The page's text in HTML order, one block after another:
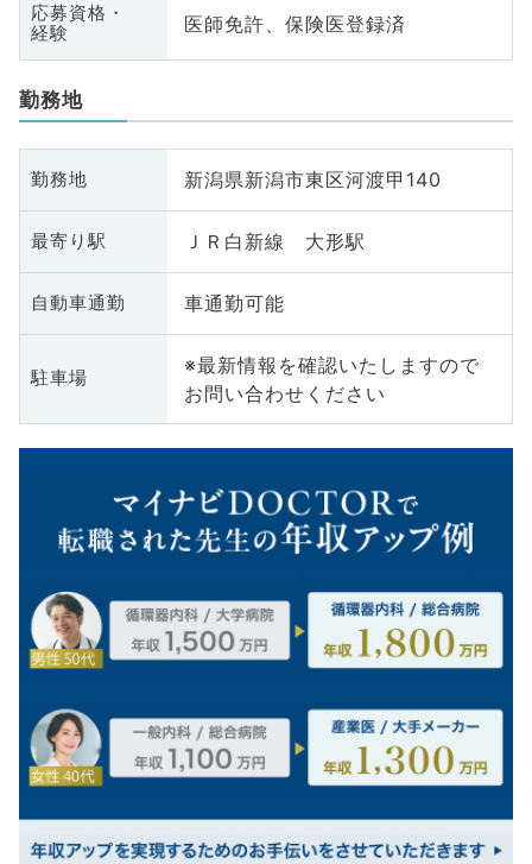
応募資格・
経験
医師免許、保険医登録済
勤務地
勤務地 新潟県新潟市東区河渡甲140
最寄り駅 ＪＲ白新線 大形駅
自動車通勤 車通勤可能
駐車場
※最新情報を確認いたしますので
お問い合わせください